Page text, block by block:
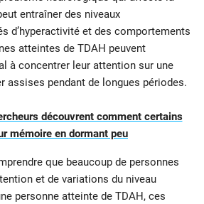
entraîner des niveaux
d’hyperactivité et des comportements
atteintes de TDAH peuvent
à concentrer leur attention sur une
assises pendant de longues périodes.
découvrent comment certains
mémoire en dormant peu
que beaucoup de personnes
et de variations du niveau
personne atteinte de TDAH, ces